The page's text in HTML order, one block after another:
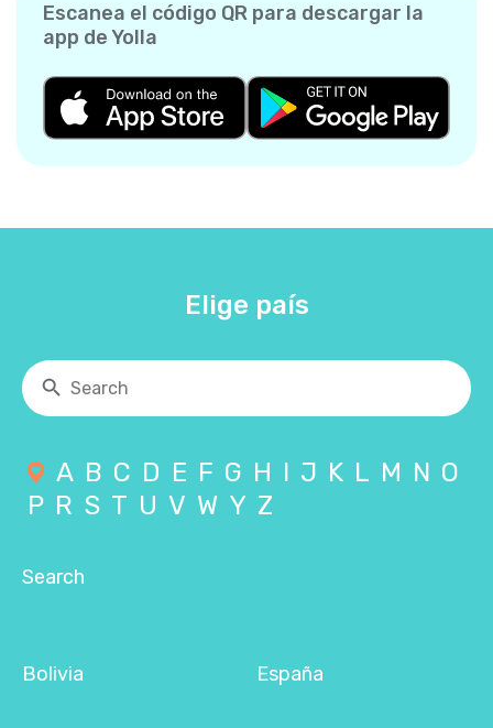
Escanea el código QR para descargar la
app de Yolla
Elige país
A B C D E F G H I J K L M N O
P R S T U V W Y Z
Search
Bolivia España